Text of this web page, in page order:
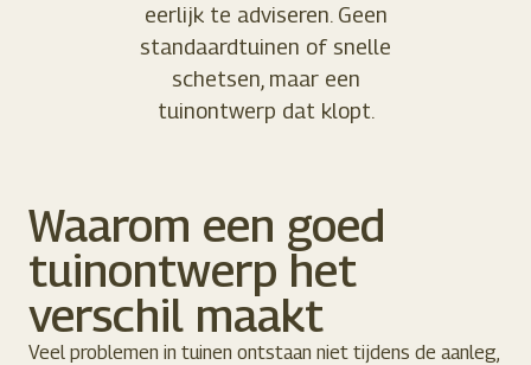
eerlijk te adviseren. Geen
standaardtuinen of snelle
schetsen, maar een
tuinontwerp dat klopt.
Waarom een goed
tuinontwerp het
verschil maakt
Veel problemen in tuinen ontstaan niet tijdens de aanleg,